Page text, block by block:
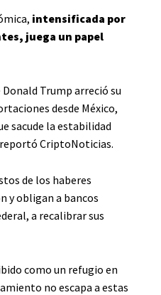
intensificada por
juega un papel
Trump arreció su
desde México,
sacude la estabilidad
CriptoNoticias.
de los haberes
y obligan a bancos
a recalibrar sus
como un refugio en
no escapa a estas